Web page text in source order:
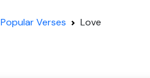
Popular Verses Love